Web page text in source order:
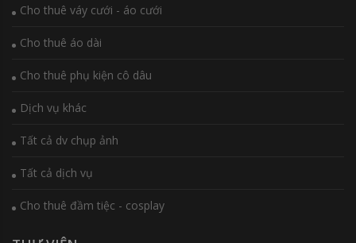
Cho thuê váy cưới - áo cưới
Cho thuê áo dài
Cho thuê phụ kiện cô dâu
Dịch vụ khác
Tất cả dv chụp ảnh
Tất cả dịch vụ
Cho thuê đầm tiệc - cosplay